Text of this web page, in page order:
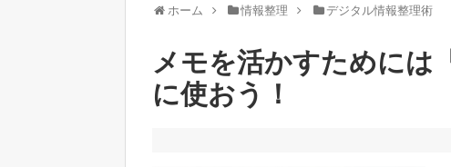
ホーム 情報整理 デジタル情報整理術
メモを活かすためには
に使おう！